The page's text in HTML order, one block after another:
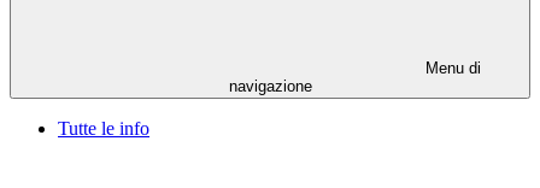
Menu di
navigazione
Tutte le info